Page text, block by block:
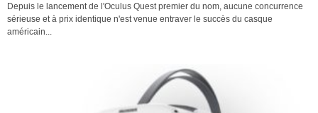
Depuis le lancement de l'Oculus Quest premier du nom, aucune concurrence
sérieuse et à prix identique n'est venue entraver le succès du casque
américain...